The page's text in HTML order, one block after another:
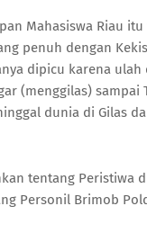
Mahasiswa Riau
penuh dengan
dipicu karena
(menggilas) sampai
dunia di Gilas
tentang Peristiwa
Personil Brimob